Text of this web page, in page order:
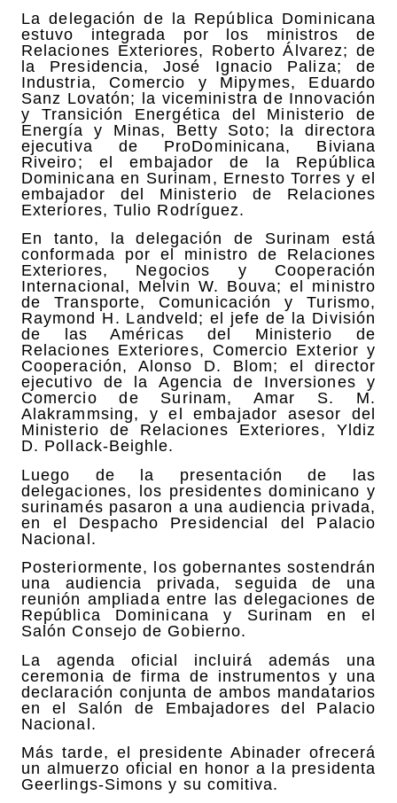
La delegación de la República Dominicana
estuvo integrada por los ministros de
Relaciones Exteriores, Roberto Álvarez; de
la Presidencia, José Ignacio Paliza; de
Industria, Comercio y Mipymes, Eduardo
Sanz Lovatón; la viceministra de Innovación
y Transición Energética del Ministerio de
Energía y Minas, Betty Soto; la directora
ejecutiva de ProDominicana, Biviana
Riveiro; el embajador de la República
Dominicana en Surinam, Ernesto Torres y el
embajador del Ministerio de Relaciones
Exteriores, Tulio Rodríguez.
En tanto, la delegación de Surinam está
conformada por el ministro de Relaciones
Exteriores, Negocios y Cooperación
Internacional, Melvin W. Bouva; el ministro
de Transporte, Comunicación y Turismo,
Raymond H. Landveld; el jefe de la División
de las Américas del Ministerio de
Relaciones Exteriores, Comercio Exterior y
Cooperación, Alonso D. Blom; el director
ejecutivo de la Agencia de Inversiones y
Comercio de Surinam, Amar S. M.
Alakrammsing, y el embajador asesor del
Ministerio de Relaciones Exteriores, Yldiz
D. Pollack-Beighle.
Luego de la presentación de las
delegaciones, los presidentes dominicano y
surinamés pasaron a una audiencia privada,
en el Despacho Presidencial del Palacio
Nacional.
Posteriormente, los gobernantes sostendrán
una audiencia privada, seguida de una
reunión ampliada entre las delegaciones de
República Dominicana y Surinam en el
Salón Consejo de Gobierno.
La agenda oficial incluirá además una
ceremonia de firma de instrumentos y una
declaración conjunta de ambos mandatarios
en el Salón de Embajadores del Palacio
Nacional.
Más tarde, el presidente Abinader ofrecerá
un almuerzo oficial en honor a la presidenta
Geerlings-Simons y su comitiva.